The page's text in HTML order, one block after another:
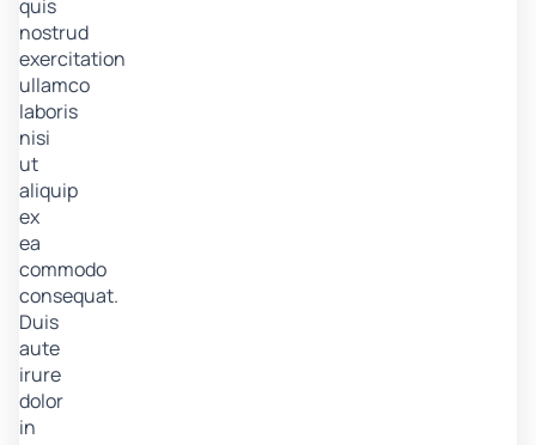
quis
nostrud
exercitation
ullamco
laboris
nisi
ut
aliquip
ex
ea
commodo
consequat.
Duis
aute
irure
dolor
in